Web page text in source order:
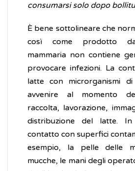
consumarsi solo dopo
È bene sottolineare che
così come prodotto
mammaria non contiene
provocare infezioni. La
latte con microrganismi
avvenire al momento
raccolta, lavorazione,
distribuzione del latte.
contatto con superfici
esempio, la pelle delle
mucche, le mani degli